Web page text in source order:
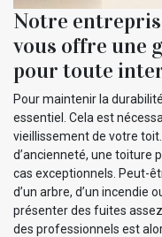
Notre
vous offre une
pour toute
Pour maintenir la
essentiel. Cela est
vieillissement de votre
d’ancienneté, une toiture
cas exceptionnels. Peut-
d’un arbre, d’un incendie
présenter des fuites
des professionnels est